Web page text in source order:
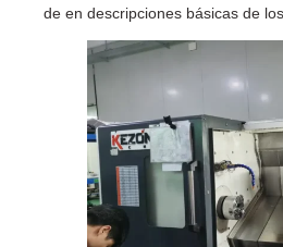
de en descripciones básicas de